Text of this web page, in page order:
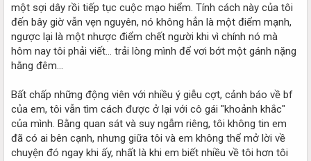
một sợi dây rồi tiếp tục cuộc mạo hiểm. Tính cách này của tôi
đến bây giờ vẫn vẹn nguyên, nó không hẳn là một điểm mạnh,
ngược lại là một nhược điểm chết người khi vì chính nó mà
hôm nay tôi phải viết... trải lòng mình để vơi bớt một gánh nặng
hằng đêm...
Bất chấp những động viên với nhiều ý giễu cợt, cảnh báo về bf
của em, tôi vẫn tìm cách được ở lại với cô gái "khoảnh khắc"
của mình. Bằng quan sát và suy ngẫm riêng, tôi không tin em
đã có ai bên cạnh, nhưng giữa tôi và em không thể mở lời về
chuyện đó ngay khi ấy, nhất là khi em biết nhiều về tôi hơn tôi